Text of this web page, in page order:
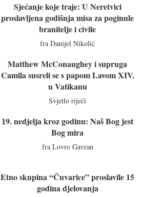
Sjećanje koje traje: U Neretvici
proslavljena godišnja misa za poginule
branitelje i civile
fra Danijel Nikolić
Matthew McConaughey i supruga
Camila susreli se s papom Lavom XIV.
u Vatikanu
Svjetlo riječi
19. nedjelja kroz godinu: Naš Bog jest
Bog mira
fra Lovro Gavran
Etno skupina “Čuvarice” proslavile 15
godina djelovanja